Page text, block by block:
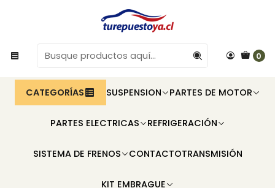
0
CATEGORÍAS SUSPENSION PARTES DE MOTOR
PARTES ELECTRICAS REFRIGERACIÓN
SISTEMA DE FRENOS CONTACTOTRANSMISIÓN
KIT EMBRAGUE